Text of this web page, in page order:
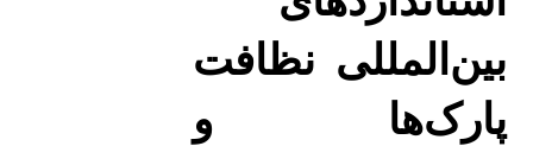
بین‌المللی نظافت
پارک‌ها و